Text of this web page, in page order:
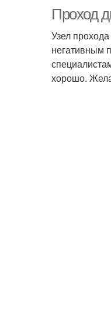
Проход
Узел
негативным
хорошо.